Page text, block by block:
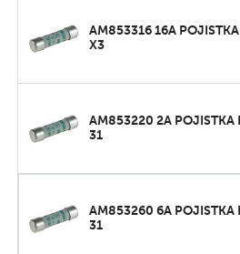
AM853316 16A
X3
AM853220 2A POJISTKA
31
AM853260 6A POJISTKA
31